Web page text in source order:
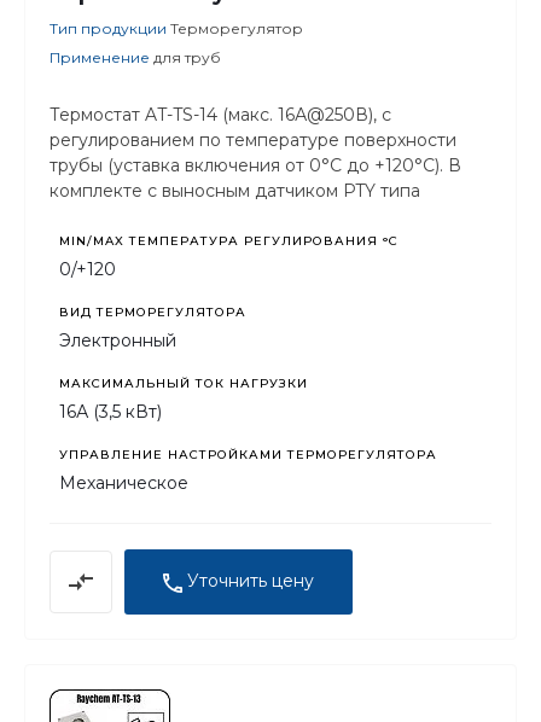
Тип продукции Терморегулятор
Применение для труб
Термостат AT-TS-14 (макс. 16А@250В), с
регулированием по температуре поверхности
трубы (уставка включения от 0°C до +120°C). В
комплекте с выносным датчиком PTY типа
MIN/MAX ТЕМПЕРАТУРА РЕГУЛИРОВАНИЯ °С
0/+120
ВИД ТЕРМОРЕГУЛЯТОРА
Электронный
МАКСИМАЛЬНЫЙ ТОК НАГРУЗКИ
16А (3,5 кВт)
УПРАВЛЕНИЕ НАСТРОЙКАМИ ТЕРМОРЕГУЛЯТОРА
Механическое
Уточнить цену